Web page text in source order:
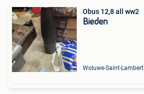
Obus 12,8 all ww2
Bieden
Woluwe-Saint-Lambert